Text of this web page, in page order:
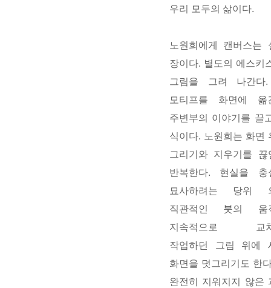
우리 모두의 삶이다.
노원희에게 캔버스는
장이다. 별도의 에스키
그림을 그려 나간다
모티프를 화면에
주변부의 이야기를 끌
식이다. 노원희는 화면
그리기와 지우기를 끊
반복한다. 현실을 충
묘사하려는 당위
직관적인 붓의 움
지속적으로 교차
작업하던 그림 위에
화면을 덧그리기도 한
완전히 지워지지 않은